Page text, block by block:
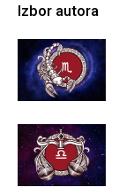
Izbor autora